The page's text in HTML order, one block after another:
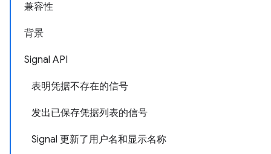
兼容性
背景
Signal API
表明凭据不存在的信号
发出已保存凭据列表的信号
Signal 更新了用户名和显示名称